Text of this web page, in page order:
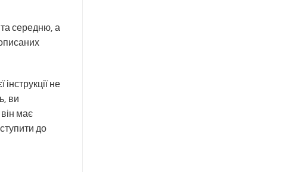
середню, а
не
ви
має
до